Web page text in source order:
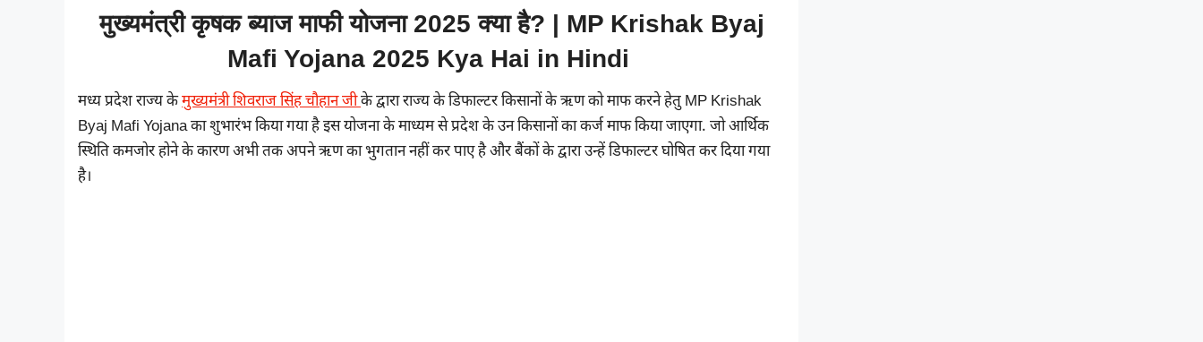
मुख्यमंत्री कृषक ब्याज माफी योजना 2025 क्या है? | MP Krishak Byaj
Mafi Yojana 2025 Kya Hai in Hindi
मध्य प्रदेश राज्य केमुख्यमंत्री शिवराज सिंह चौहान जीके द्वारा राज्य के डिफाल्टर किसानों के ऋण को माफ करने हेतु MP Krishak
Byaj Mafi Yojana का शुभारंभ किया गया है इस योजना के माध्यम से प्रदेश के उन किसानों का कर्ज माफ किया जाएगा. जो आर्थिक
स्थिति कमजोर होने के कारण अभी तक अपने ऋण का भुगतान नहीं कर पाए है और बैंकों के द्वारा उन्हें डिफाल्टर घोषित कर दिया गया
है।